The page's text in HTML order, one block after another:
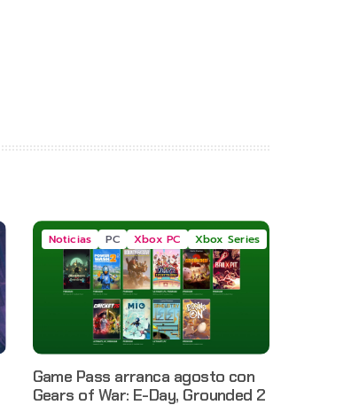
Noticias PC Xbox PC Xbox Series
Game Pass arranca agosto con
Gears of War: E-Day, Grounded 2